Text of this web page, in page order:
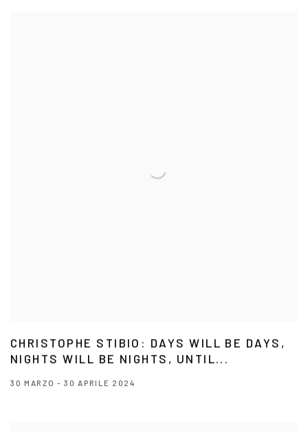
CHRISTOPHE STIBIO: DAYS WILL BE DAYS,
NIGHTS WILL BE NIGHTS, UNTIL...
30 MARZO - 30 APRILE 2024